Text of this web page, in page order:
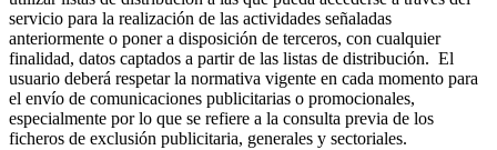
servicio para la realización de las actividades señaladas
anteriormente o poner a disposición de terceros, con cualquier
finalidad, datos captados a partir de las listas de distribución. El
usuario deberá respetar la normativa vigente en cada momento para
el envío de comunicaciones publicitarias o promocionales,
especialmente por lo que se refiere a la consulta previa de los
ficheros de exclusión publicitaria, generales y sectoriales.